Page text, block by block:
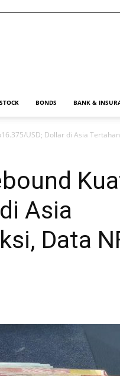
BONDS BANK &
USD; Dollar di Asia
Asia
Data